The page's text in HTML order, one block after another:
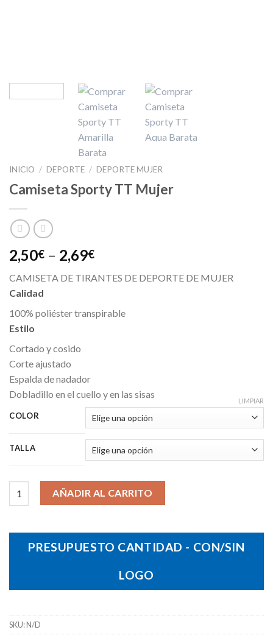
INICIO / DEPORTE / DEPORTE MUJER
Camiseta Sporty TT Mujer
2,50€ – 2,69€
CAMISETA DE TIRANTES DE DEPORTE DE MUJER
Calidad
100% poliéster transpirable
Estilo
Cortado y cosido
Corte ajustado
Espalda de nadador
Dobladillo en el cuello y en las sisas
COLOR
TALLA
LIMPIAR
Camiseta Sporty TT Mujer cantidad
AÑADIR AL CARRITO
PRESUPUESTO CANTIDAD - CON/SIN
LOGO
SKU:N/D